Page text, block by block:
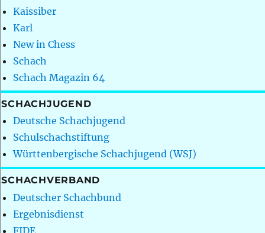
Kaissiber
Karl
New in Chess
Schach
Schach Magazin 64
SCHACHJUGEND
Deutsche Schachjugend
Schulschachstiftung
Württenbergische Schachjugend (WSJ)
SCHACHVERBAND
Deutscher Schachbund
Ergebnisdienst